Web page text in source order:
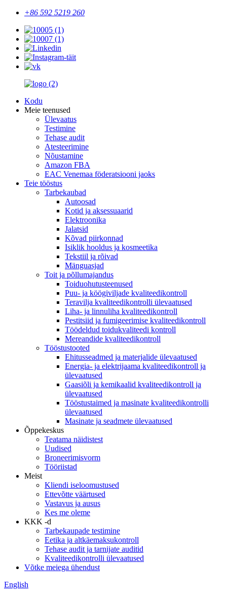
+86 592 5219 260
Kodu
Meie teenused
Ülevaatus
Testimine
Tehase audit
Atesteerimine
Nõustamine
Amazon FBA
EAC Venemaa föderatsiooni jaoks
Teie tööstus
Tarbekaubad
Autoosad
Kotid ja aksessuaarid
Elektroonika
Jalatsid
Kõvad piirkonnad
Isiklik hooldus ja kosmeetika
Tekstiil ja rõivad
Mänguasjad
Toit ja põllumajandus
Toiduohutusteenused
Puu- ja köögiviljade kvaliteedikontroll
Teravilja kvaliteedikontrolli ülevaatused
Liha- ja linnuliha kvaliteedikontroll
Pestitsiid ja fumigeerimise kvaliteedikontroll
Töödeldud toidukvaliteedi kontroll
Mereandide kvaliteedikontroll
Tööstustooted
Ehitusseadmed ja materjalide ülevaatused
Energia- ja elektrijaama kvaliteedikontroll ja
ülevaatused
Gaasiõli ja kemikaalid kvaliteedikontroll ja
ülevaatused
Tööstustaimed ja masinate kvaliteedikontrolli
ülevaatused
Masinate ja seadmete ülevaatused
Õppekeskus
Teatama näidistest
Uudised
Broneerimisvorm
Tööriistad
Meist
Kliendi iseloomustused
Ettevõtte väärtused
Vastavus ja ausus
Kes me oleme
KKK -d
Tarbekaupade testimine
Eetika ja altkäemaksukontroll
Tehase audit ja tarnijate auditid
Kvaliteedikontrolli ülevaatused
Võtke meiega ühendust
English